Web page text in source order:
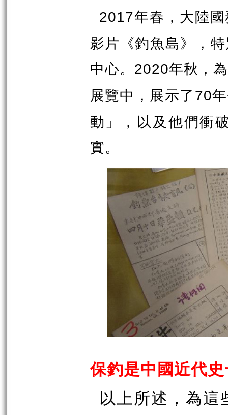
2017年春，大陸
影片《釣魚島》，
中心。
2020年秋，
展覽中，展示了 70
動」，以及他們衝
實。
保釣是中國近代
以上所述，為這